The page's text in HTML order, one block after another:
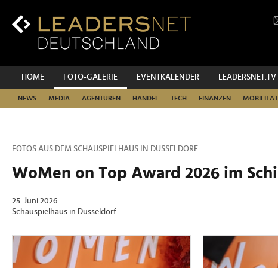
Inhalt
Hauptnavigation
HOME FOTO-GALERIE EVENTKALENDER LEADERSNET.TV
NEWS MEDIA AGENTUREN HANDEL TECH FINANZEN MOBILITÄT
FOTOS AUS DEM SCHAUSPIELHAUS IN DÜSSELDORF
WoMen on Top Award 2026 im
25. Juni 2026
Schauspielhaus in Düsseldorf